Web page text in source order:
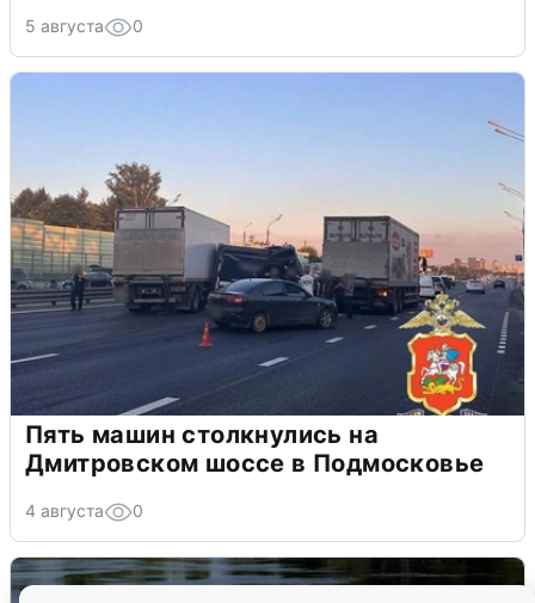
5 августа 0
Пять машин столкнулись на
Дмитровском шоссе в Подмосковье
4 августа 0